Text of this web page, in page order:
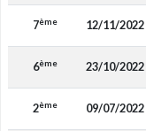
7ème 12/11/2022
6ème 23/10/2022
2ème 09/07/2022